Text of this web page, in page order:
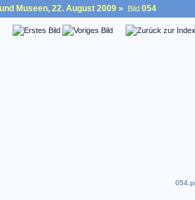
Museen, 22. August 2009 » Bild 054